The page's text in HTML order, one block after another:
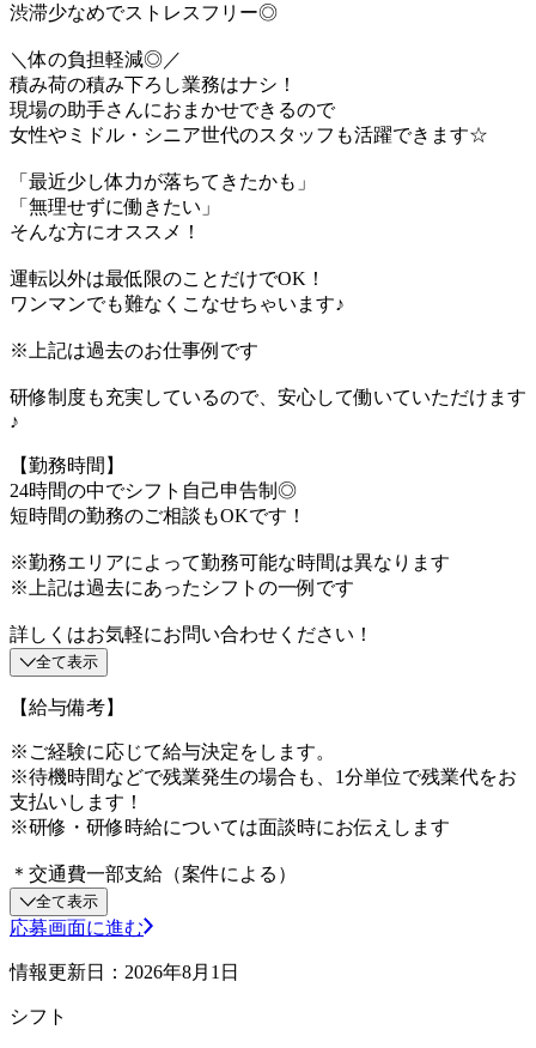
渋滞少なめでストレスフリー◎
＼体の負担軽減◎／
積み荷の積み下ろし業務はナシ！
現場の助手さんにおまかせできるので
女性やミドル・シニア世代のスタッフも活躍できます☆
「最近少し体力が落ちてきたかも」
「無理せずに働きたい」
そんな方にオススメ！
運転以外は最低限のことだけでOK！
ワンマンでも難なくこなせちゃいます♪
※上記は過去のお仕事例です
研修制度も充実しているので、安心して働いていただけます
♪
【勤務時間】
24時間の中でシフト自己申告制◎
短時間の勤務のご相談もOKです！
※勤務エリアによって勤務可能な時間は異なります
※上記は過去にあったシフトの一例です
詳しくはお気軽にお問い合わせください！
全て表示
【給与備考】
※ご経験に応じて給与決定をします。
※待機時間などで残業発生の場合も、1分単位で残業代をお
支払いします！
※研修・研修時給については面談時にお伝えします
＊交通費一部支給（案件による）
全て表示
応募画面に進む
情報更新日：2026年8月1日
シフト